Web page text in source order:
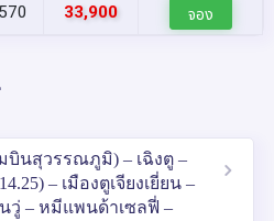
33,900 จอง
บินสุวรรณภูมิ) – เฉิงตู –
– เมืองตูเจียงเยี่ยน –
วู่ – หมีแพนด้าเซลฟี่ –